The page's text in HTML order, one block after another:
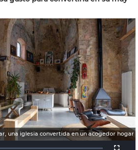
una iglesia convertida en un acogedor hogar